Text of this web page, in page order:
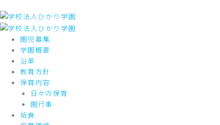
園児募集
学園概要
沿革
教育方針
保育内容
日々の保育
園行事
給食